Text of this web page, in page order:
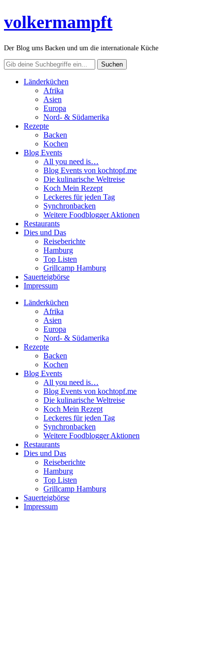
volkermampft
Der Blog ums Backen und um die internationale Küche
Länderküchen
Afrika
Asien
Europa
Nord- & Südamerika
Rezepte
Backen
Kochen
Blog Events
All you need is…
Blog Events von kochtopf.me
Die kulinarische Weltreise
Koch Mein Rezept
Leckeres für jeden Tag
Synchronbacken
Weitere Foodblogger Aktionen
Restaurants
Dies und Das
Reiseberichte
Hamburg
Top Listen
Grillcamp Hamburg
Sauerteigbörse
Impressum
Länderküchen
Afrika
Asien
Europa
Nord- & Südamerika
Rezepte
Backen
Kochen
Blog Events
All you need is…
Blog Events von kochtopf.me
Die kulinarische Weltreise
Koch Mein Rezept
Leckeres für jeden Tag
Synchronbacken
Weitere Foodblogger Aktionen
Restaurants
Dies und Das
Reiseberichte
Hamburg
Top Listen
Grillcamp Hamburg
Sauerteigbörse
Impressum